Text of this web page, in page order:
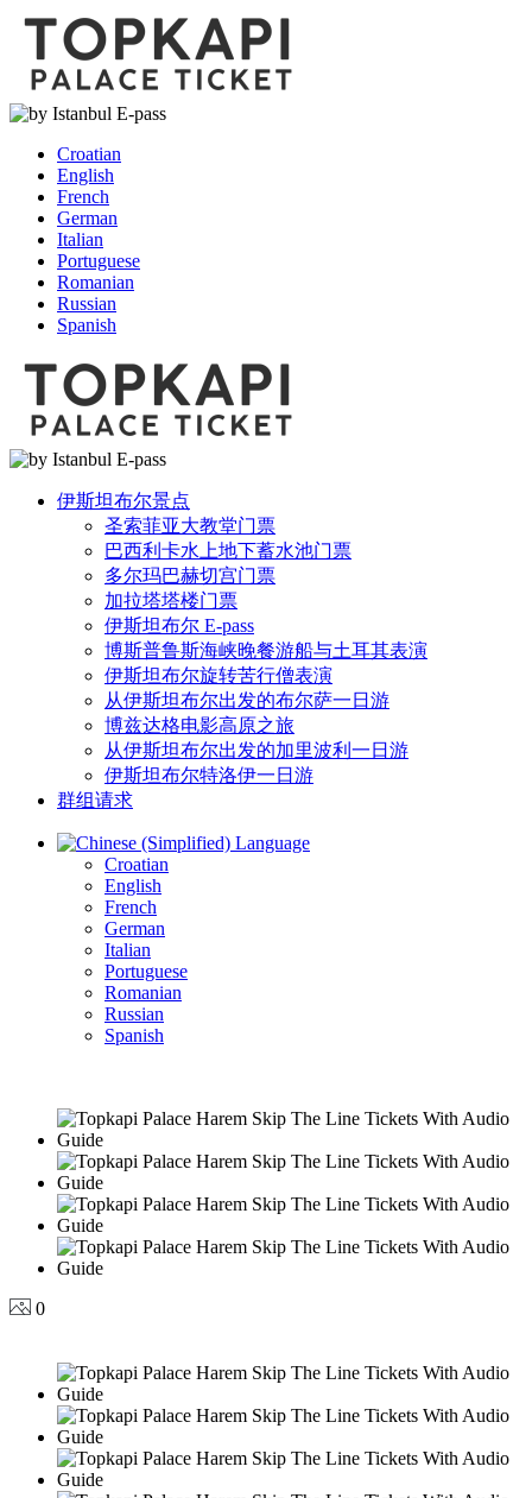
Croatian
English
French
German
Italian
Portuguese
Romanian
Russian
Spanish
伊斯坦布尔景点
圣索菲亚大教堂门票
巴西利卡水上地下蓄水池门票
多尔玛巴赫切宫门票
加拉塔塔楼门票
伊斯坦布尔 E-pass
博斯普鲁斯海峡晚餐游船与土耳其表演
伊斯坦布尔旋转苦行僧表演
从伊斯坦布尔出发的布尔萨一日游
博兹达格电影高原之旅
从伊斯坦布尔出发的加里波利一日游
伊斯坦布尔特洛伊一日游
群组请求
Language
Croatian
English
French
German
Italian
Portuguese
Romanian
Russian
Spanish
0